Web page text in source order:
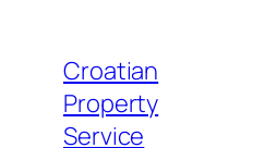
Inhalt
springen
Croatian
Property
Service